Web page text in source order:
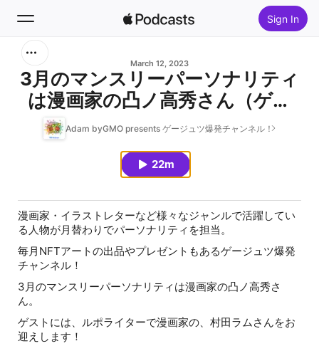
Sign In
Home
New
March 12, 2023
3月のマンスリーパーソナリティ
は漫画家の凸ノ高秀さん（ゲス
ト：村田らむさん）
Adam byGMO presents ゲージュツ爆発チャンネル！
22m
漫画家・イラストレターなど様々なジャンルで活躍してい
る人物が月替わりでパーソナリティを担当。
毎月NFTアートの出品やプレゼントもあるゲージュツ爆発
チャンネル！
3月のマンスリーパーソナリティは漫画家の凸ノ高秀さ
ん。
ゲストには、ルポライターで漫画家の、村田ラムさんをお
迎えします！